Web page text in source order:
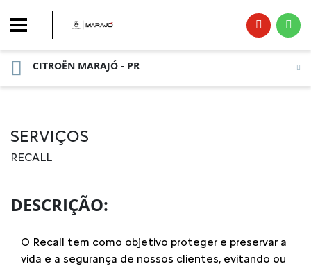
CITROËN MARAJÓ - PR
SERVIÇOS
RECALL
DESCRIÇÃO:
O Recall tem como objetivo proteger e preservar a
vida e a segurança de nossos clientes, evitando ou